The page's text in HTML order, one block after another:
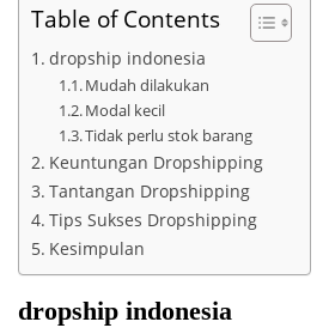
Table of Contents
dropship indonesia
Mudah dilakukan
Modal kecil
Tidak perlu stok barang
Keuntungan Dropshipping
Tantangan Dropshipping
Tips Sukses Dropshipping
Kesimpulan
dropship indonesia